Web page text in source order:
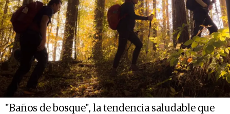
"Baños de bosque", la tendencia saludable que